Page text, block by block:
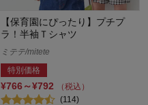
【保育園にぴったり】プチプ
ラ！半袖Ｔシャツ
ミテテ/mitete
特別価格
¥766～¥792
（税込）
(114)